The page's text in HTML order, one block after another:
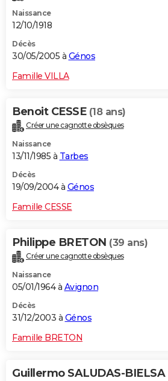
Naissance
12/10/1918
Décès
30/05/2005 à Génos
Famille VILLA
Benoit CESSE (18 ans)
Créer une cagnotte obsèques
Naissance
13/11/1985 à Tarbes
Décès
19/09/2004 à Génos
Famille CESSE
Philippe BRETON (39 ans)
Créer une cagnotte obsèques
Naissance
05/01/1964 à Avignon
Décès
31/12/2003 à Génos
Famille BRETON
Guillermo SALUDAS-BIELSA